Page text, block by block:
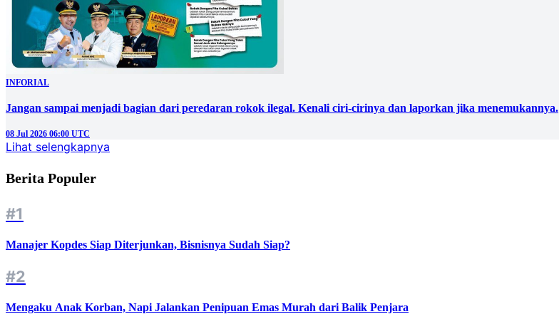
INFORIAL
Jangan sampai menjadi bagian dari peredaran rokok ilegal. Kenali ciri-cirinya dan laporkan jika menemukannya.
08 Jul 2026 06:00 UTC
Lihat selengkapnya
Berita Populer
#1
Manajer Kopdes Siap Diterjunkan, Bisnisnya Sudah Siap?
#2
Mengaku Anak Korban, Napi Jalankan Penipuan Emas Murah dari Balik Penjara